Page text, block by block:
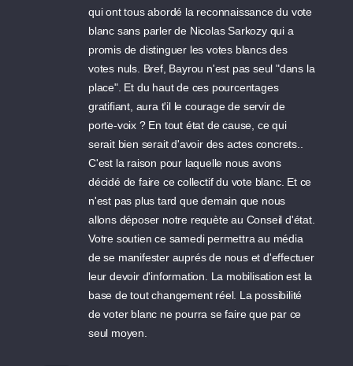
qui ont tous abordé la reconnaissance du vote
blanc sans parler de Nicolas Sarkozy qui a
promis de distinguer les votes blancs des
votes nuls. Bref, Bayrou n'est pas seul "dans la
place". Et du haut de ces pourcentages
gratifiant, aura t'il le courage de servir de
porte-voix ? En tout état de cause, ce qui
serait bien serait d'avoir des actes concrets..
C'est la raison pour laquelle nous avons
décidé de faire ce collectif du vote blanc. Et ce
n'est pas plus tard que demain que nous
allons déposer notre requète au Conseil d'état.
Votre soutien ce samedi permettra au média
de se manifester auprés de nous et d'effectuer
leur devoir d'information. La mobilisation est la
base de tout changement réel. La possibilité
de voter blanc ne pourra se faire que par ce
seul moyen.